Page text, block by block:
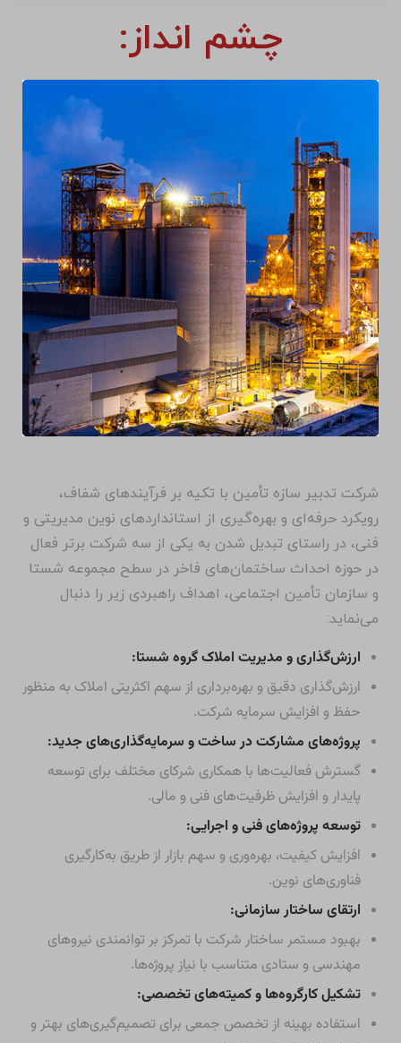
چشم انداز:
شرکت تدبیر سازه تأمین با تکیه بر فرآیندهای شفاف،
رویکرد حرفه‌ای و بهره‌گیری از استانداردهای نوین مدیریتی و
فنی، در راستای تبدیل شدن به یکی از سه شرکت برتر فعال
در حوزه احداث ساختمان‌های فاخر در سطح مجموعه شستا
و سازمان تأمین اجتماعی، اهداف راهبردی زیر را دنبال
می‌نماید:
ارزش‌گذاری و مدیریت املاک گروه شستا:
ارزش‌گذاری دقیق و بهره‌برداری از سهم اکثریتی املاک به منظور
حفظ و افزایش سرمایه شرکت.
پروژه‌های مشارکت در ساخت و سرمایه‌گذاری‌های جدید:
گسترش فعالیت‌ها با همکاری شرکای مختلف برای توسعه
پایدار و افزایش ظرفیت‌های فنی و مالی.
توسعه پروژه‌های فنی و اجرایی:
افزایش کیفیت، بهره‌وری و سهم بازار از طریق به‌کارگیری
فناوری‌های نوین.
ارتقای ساختار سازمانی:
بهبود مستمر ساختار شرکت با تمرکز بر توانمندی نیروهای
مهندسی و ستادی متناسب با نیاز پروژه‌ها.
تشکیل کارگروه‌ها و کمیته‌های تخصصی:
استفاده بهینه از تخصص جمعی برای تصمیم‌گیری‌های بهتر و